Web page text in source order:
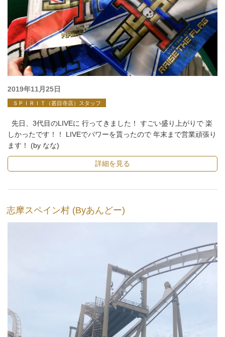
投
稿
2019年11月25日
ＳＰＩＲＩＴ（甚目寺店）スタッフ
先日、3代目のLIVEに 行ってきました！ すごい盛り上がりで 楽
しかったです！！ LIVEでパワーを貰ったので 年末まで営業頑張り
ます！ (by なな)
詳細を見る
志摩スペイン村 (Byあんどー)